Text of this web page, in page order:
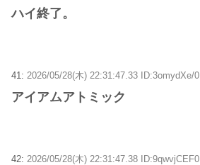
ハイ終了。
41: 2026/05/28(木) 22:31:47.33 ID:3omydXe/0
アイアムアトミック
42: 2026/05/28(木) 22:31:47.38 ID:9qwvjCEF0